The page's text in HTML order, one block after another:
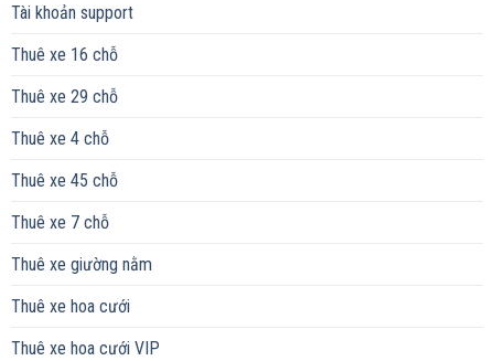
Tài khoản support
Thuê xe 16 chỗ
Thuê xe 29 chỗ
Thuê xe 4 chỗ
Thuê xe 45 chỗ
Thuê xe 7 chỗ
Thuê xe giường nằm
Thuê xe hoa cưới
Thuê xe hoa cưới VIP